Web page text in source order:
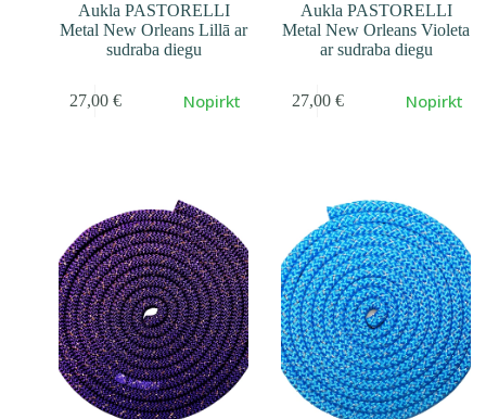
Aukla PASTORELLI
Metal New Orleans Lillā ar
sudraba diegu
27,00 € Nopirkt
Aukla PASTORELLI
Metal New Orleans Violeta
ar sudraba diegu
27,00 € Nopirkt